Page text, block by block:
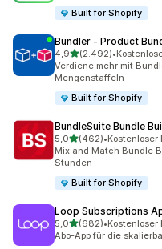
Built for Shopify
Bundler ‑ Product
4,9von 5 Sternen
(2.492)
2492 Rezensionen
•
Verdiene mehr mit
Mengenstaffeln
Built for Shopify
BundleSuite Bundle
5,0von 5 Sternen
(462)
462 Rezensionen
•Kostenloser
Mix and Match Bundle
Stunden
Built for Shopify
Loop Subscriptions
5,0von 5 Sternen
(682)
682 Rezensionen
•Kostenloser
Abo-App für die